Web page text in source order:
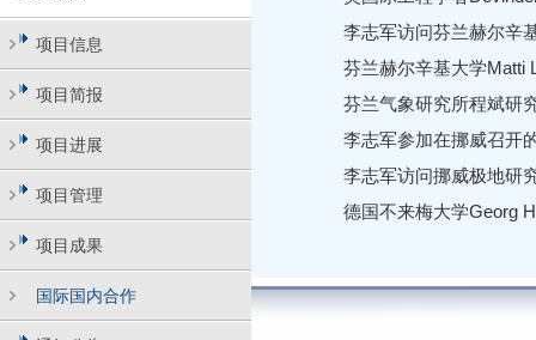
项目信息
项目简报
项目进展
项目管理
项目成果
国际国内合作
李志军访问芬兰赫尔辛
芬兰赫尔辛基大学Matti
芬兰气象研究所程斌研
李志军参加在挪威召开
李志军访问挪威极地研
德国不来梅大学Georg